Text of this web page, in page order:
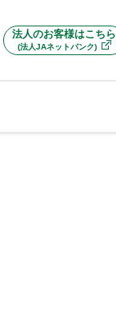
法人のお客様はこちら
(法人JAネットバンク)